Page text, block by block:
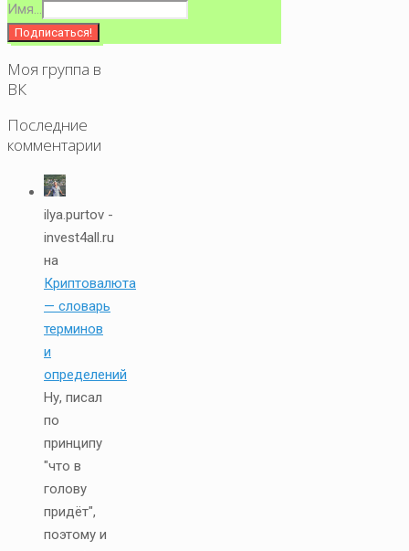
Имя...
Моя группа в
ВК
Последние
комментарии
ilya.purtov -
invest4all.ru
на
Криптовалюта
— словарь
терминов
и
определений
Ну, писал
по
принципу
"что в
голову
придёт",
поэтому и